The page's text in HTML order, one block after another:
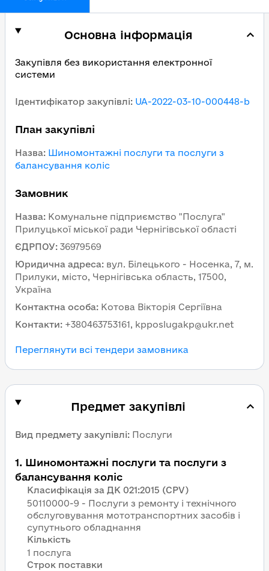
Основна інформація
Закупівля без використання електронної
системи
Ідентифікатор закупівлі: UA-2022-03-10-000448-b
План закупівлі
Назва: Шиномонтажні послуги та послуги з
балансування коліс
Замовник
Назва: Комунальне підприємство "Послуга"
Прилуцької міської ради Чернігівської області
ЄДРПОУ: 36979569
Юридична адреса: вул. Білецького - Носенка, 7, м.
Прилуки, місто, Чернігівська область, 17500,
Україна
Контактна особа: Котова Вікторія Сергіївна
Контакти: +380463753161, kpposlugakp@ukr.net
Переглянути всі тендери замовника
Предмет закупівлі
Вид предмету закупівлі: Послуги
1. Шиномонтажні послуги та послуги з
балансування коліс
Класифікація за ДК 021:2015 (CPV)
50110000-9 - Послуги з ремонту і технічного
обслуговування мототранспортних засобів і
супутнього обладнання
Кількість
1 послуга
Строк поставки